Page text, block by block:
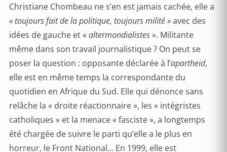
Christiane Chombeau ne s’en est jamais cachée, elle a
« toujours fait de la politique, toujours milité »avec des
idées de gauche et « altermondialistes». Militante
même dans son travail journalistique ? On peut se
poser la question : opposante déclarée à l’apartheid,
elle est en même temps la correspondante du
quotidien en Afrique du Sud. Elle qui dénonce sans
relâche la « droite réactionnaire », les « intégristes
catholiques » et la menace « fasciste », a longtemps
été chargée de suivre le parti qu’elle a le plus en
horreur, le Front National… En 1999, elle est